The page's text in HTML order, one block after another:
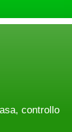
controllo